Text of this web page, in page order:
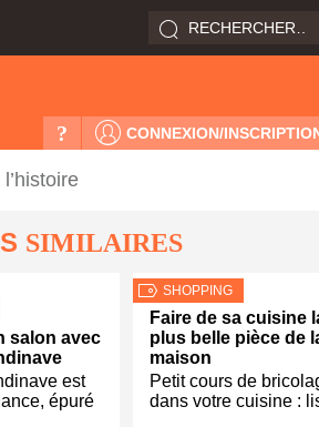
CONNEXION/
?
SIMILAIRES
salon avec
est
épuré
SHOPPING
Faire de sa cuisine
plus belle pièce de
maison
Petit cours de
dans votre cuisine :